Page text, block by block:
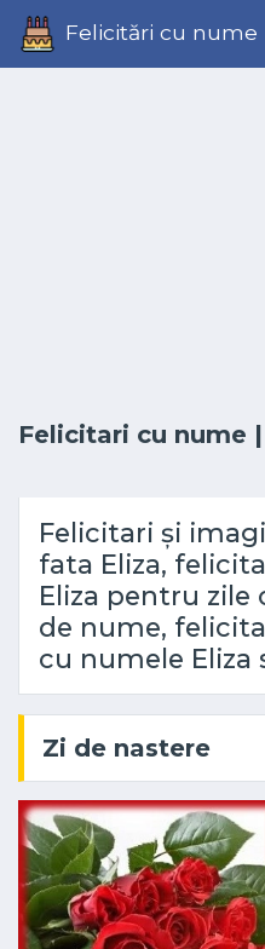
Felicitări cu nume
Felicitari cu nume
Felicitari și
fata Eliza,
Eliza pentru zile
de nume,
cu numele Eliza
Zi de nastere